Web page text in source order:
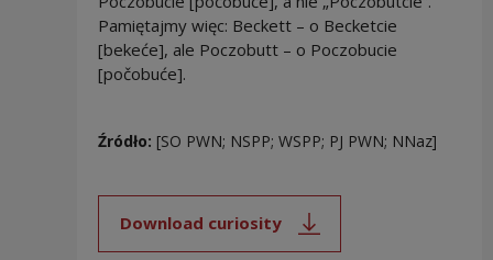
Pamiętajmy więc: Beckett – o Becketcie
[bekeće], ale Poczobutt – o Poczobucie
[počobuće].
Źródło: [SO PWN; NSPP; WSPP; PJ PWN; NNaz]
Download curiosity
Note, the link will open in a new